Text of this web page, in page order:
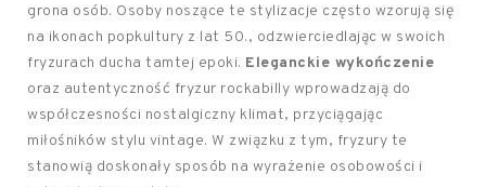
grona osób. Osoby noszące te stylizacje często wzorują się
na ikonach popkultury z lat 50., odzwierciedlając w swoich
fryzurach ducha tamtej epoki. Eleganckie wykończenie
oraz autentyczność fryzur rockabilly wprowadzają do
współczesności nostalgiczny klimat, przyciągając
miłośników stylu vintage. W związku z tym, fryzury te
stanowią doskonały sposób na wyrażenie osobowości i